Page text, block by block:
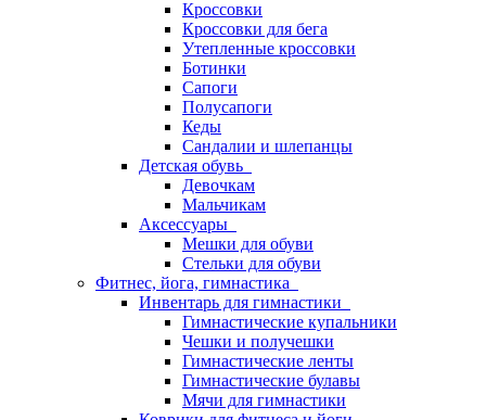
Кроссовки
Кроссовки для бега
Утепленные кроссовки
Ботинки
Сапоги
Полусапоги
Кеды
Сандалии и шлепанцы
Детская обувь
Девочкам
Мальчикам
Аксессуары
Мешки для обуви
Стельки для обуви
Фитнес, йога, гимнастика
Инвентарь для гимнастики
Гимнастические купальники
Чешки и получешки
Гимнастические ленты
Гимнастические булавы
Мячи для гимнастики